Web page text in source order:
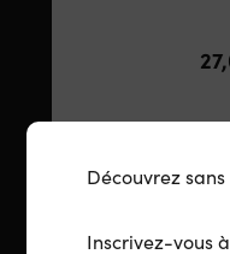
1
Découvrez
Inscrivez-vous